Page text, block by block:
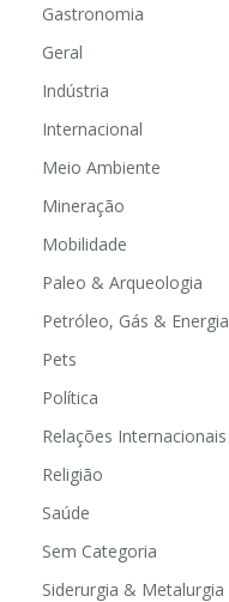
Gastronomia
Geral
Indústria
Internacional
Meio Ambiente
Mineração
Mobilidade
Paleo & Arqueologia
Petróleo, Gás & Energia
Pets
Política
Relações Internacionais
Religião
Saúde
Sem Categoria
Siderurgia & Metalurgia